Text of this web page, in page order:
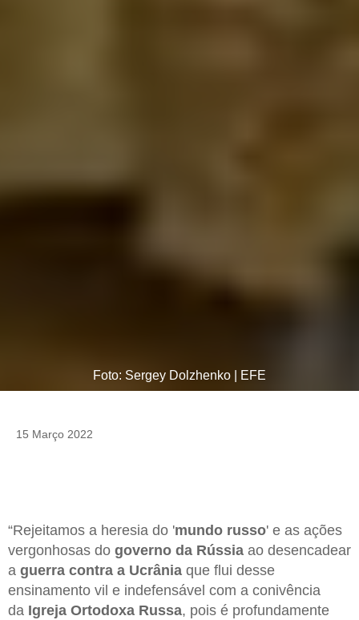
Foto: Sergey Dolzhenko | EFE
15 Março 2022
“Rejeitamos a heresia do 'mundo russo' e as ações
vergonhosas do governo da Rússia ao desencadear
a guerra contra a Ucrânia que flui desse
ensinamento vil e indefensável com a conivência
da Igreja Ortodoxa Russa, pois é profundamente